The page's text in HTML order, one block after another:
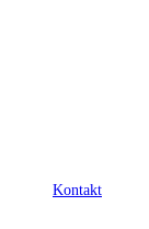
Kontakt